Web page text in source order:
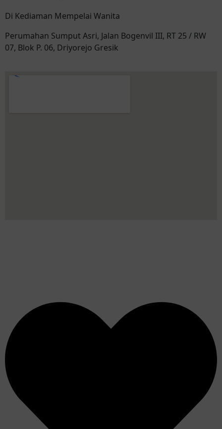
Di Kediaman Mempelai Wanita
Perumahan Sumput Asri, Jalan Bogenvil III, RT 25 / RW
07, Blok P. 06, Driyorejo Gresik